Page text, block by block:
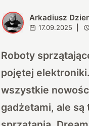
A Arkadiusz
17.09.2025
Roboty
pojętej
wszystkie
gadżetami, ale